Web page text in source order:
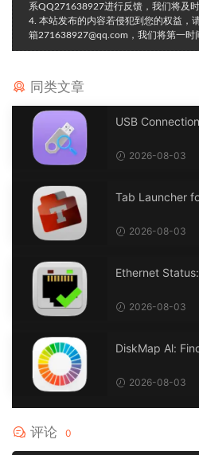
系QQ271638927进行反馈，我们将及时
4. 本站发布的内容若侵犯到您的权益，
箱271638927@qq.com，我们将第一时
同类文章
USB
2026-08-03
Tab Launcher
2026-08-03
Ethernet
2026-08-03
DiskMap Al:
2026-08-03
评论 0